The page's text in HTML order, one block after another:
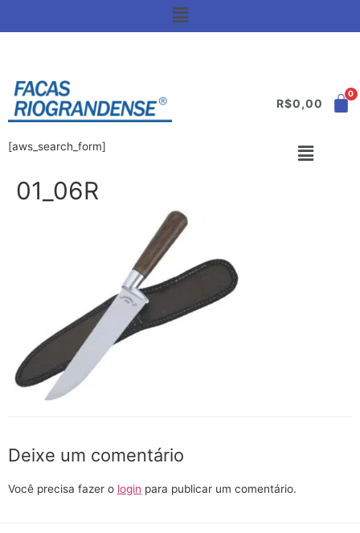
R$0,00
[aws_search_form]
01_06R
Deixe um comentário
Você precisa fazer o login para publicar um comentário.